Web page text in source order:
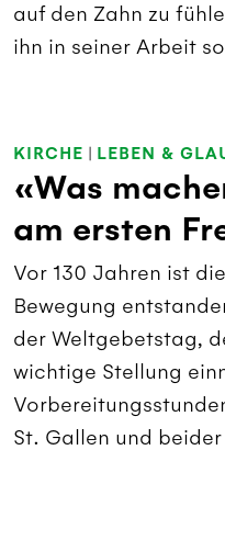
auf den Zahn zu
ihn in seiner Arbeit
KIRCHE LEBEN &
«Was
am ersten
Vor 130 Jahren ist
Bewegung
der Weltgebetstag,
wichtige Stellung
St. Gallen und